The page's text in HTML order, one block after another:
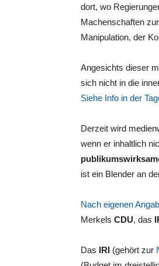
dort, wo
Machenschaften
Manipulation, der
Angesichts dieser
sich nicht in die
Siehe Info in der
Derzeit wird
wenn er inhaltlich
ist ein Blender an
Nach eigenen
Merkels CDU, das
Das IRI (gehört zur